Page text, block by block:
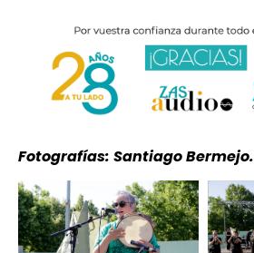
Fotografías: Santiago Bermejo.